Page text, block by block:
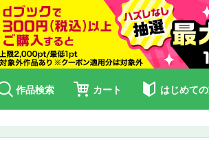
作品検索 カート はじめて